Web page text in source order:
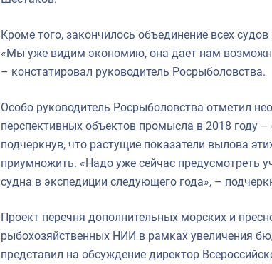
Кроме того, закончилось объединение всех
«Мы уже видим экономию, она дает нам
– констатировал руководитель Росрыболовства.
Особо руководитель Росрыболовства отметил
перспективных объектов промысла в 2018 году
подчеркнув, что растущие показатели вылова
приумножить. «Надо уже сейчас предусмотреть
судна в экспедиции следующего года», –
Проект перечня дополнительных морских и
рыбохозяйственных НИИ в рамках увеличения
представил на обсуждение директор